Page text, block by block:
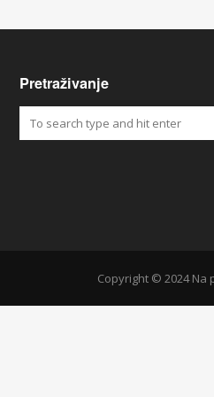
Pretraživanje
Copyright © 2024 Na